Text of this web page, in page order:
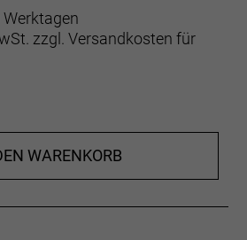
zzgl. Versandkosten für
WARENKORB